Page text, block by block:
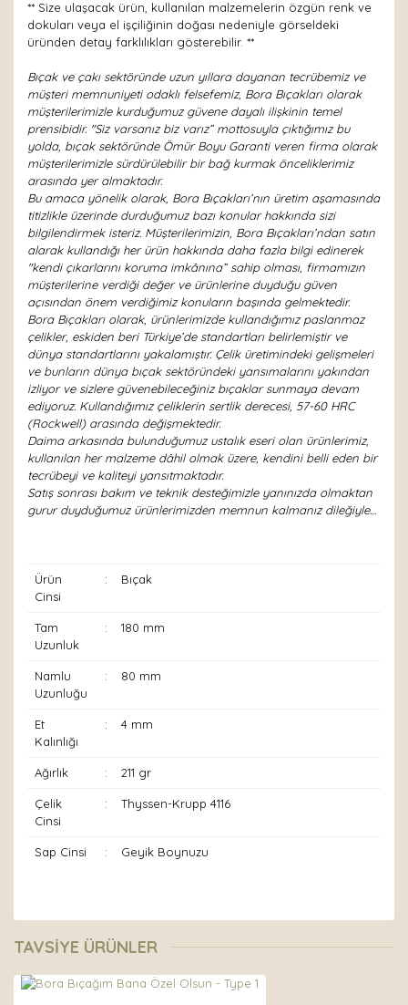
** Size ulaşacak ürün, kullanılan malzemelerin özgün renk ve
dokuları veya el işçiliğinin doğası nedeniyle görseldeki
üründen detay farklılıkları gösterebilir. **
Bıçak ve çakı sektöründe uzun yıllara dayanan tecrübemiz ve
müşteri memnuniyeti odaklı felsefemiz, Bora Bıçakları olarak
müşterilerimizle kurduğumuz güvene dayalı ilişkinin temel
prensibidir. "Siz varsanız biz varız” mottosuyla çıktığımız bu
yolda, bıçak sektöründe Ömür Boyu Garanti veren firma olarak
müşterilerimizle sürdürülebilir bir bağ kurmak önceliklerimiz
arasında yer almaktadır.
Bu amaca yönelik olarak, Bora Bıçakları’nın üretim aşamasında
titizlikle üzerinde durduğumuz bazı konular hakkında sizi
bilgilendirmek isteriz. Müşterilerimizin, Bora Bıçakları’ndan satın
alarak kullandığı her ürün hakkında daha fazla bilgi edinerek
"kendi çıkarlarını koruma imkânına” sahip olması, firmamızın
müşterilerine verdiği değer ve ürünlerine duyduğu güven
açısından önem verdiğimiz konuların başında gelmektedir.
Bora Bıçakları olarak, ürünlerimizde kullandığımız paslanmaz
çelikler, eskiden beri Türkiye’de standartları belirlemiştir ve
dünya standartlarını yakalamıştır. Çelik üretimindeki gelişmeleri
ve bunların dünya bıçak sektöründeki yansımalarını yakından
izliyor ve sizlere güvenebileceğiniz bıçaklar sunmaya devam
ediyoruz. Kullandığımız çeliklerin sertlik derecesi, 57-60 HRC
(Rockwell) arasında değişmektedir.
Daima arkasında bulunduğumuz ustalık eseri olan ürünlerimiz,
kullanılan her malzeme dâhil olmak üzere, kendini belli eden bir
tecrübeyi ve kaliteyi yansıtmaktadır.
Satış sonrası bakım ve teknik desteğimizle yanınızda olmaktan
gurur duyduğumuz ürünlerimizden memnun kalmanız dileğiyle…
Ürün
Cinsi
: Bıçak
Tam
Uzunluk
: 180 mm
Namlu
Uzunluğu
: 80 mm
Et
Kalınlığı
: 4 mm
Ağırlık : 211 gr
Çelik
Cinsi
: Thyssen-Krupp 4116
Sap Cinsi : Geyik Boynuzu
Bu ürüne ilk yorumu siz yapın!
formunu kullanarak tarafımıza iletebilirsiniz.
TAVSİYE ÜRÜNLER